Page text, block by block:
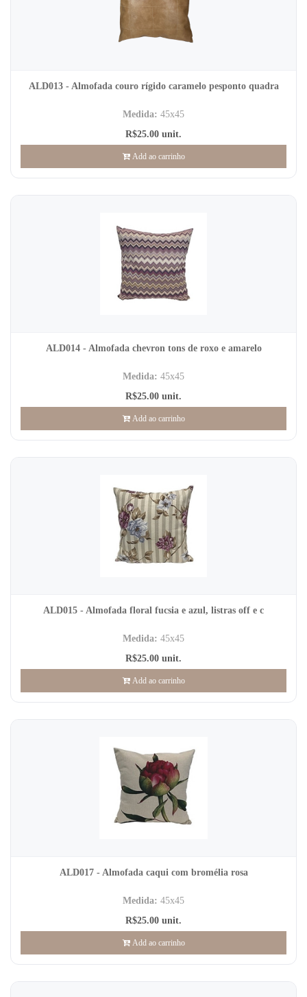
ALD013 - Almofada couro rígido caramelo pesponto quadra
Medida: 45x45
R$25.00 unit.
Add ao carrinho
ALD014 - Almofada chevron tons de roxo e amarelo
Medida: 45x45
R$25.00 unit.
Add ao carrinho
ALD015 - Almofada floral fucsia e azul, listras off e c
Medida: 45x45
R$25.00 unit.
Add ao carrinho
ALD017 - Almofada caqui com bromélia rosa
Medida: 45x45
R$25.00 unit.
Add ao carrinho